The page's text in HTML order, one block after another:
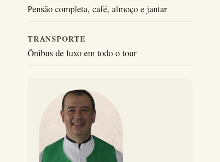
Pensão completa, café, almoço e jantar
TRANSPORTE
Ônibus de luxo em todo o tour